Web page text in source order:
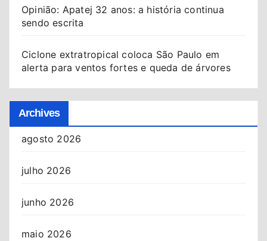
Opinião: Apatej 32 anos: a história continua
sendo escrita
Ciclone extratropical coloca São Paulo em
alerta para ventos fortes e queda de árvores
Archives
agosto 2026
julho 2026
junho 2026
maio 2026